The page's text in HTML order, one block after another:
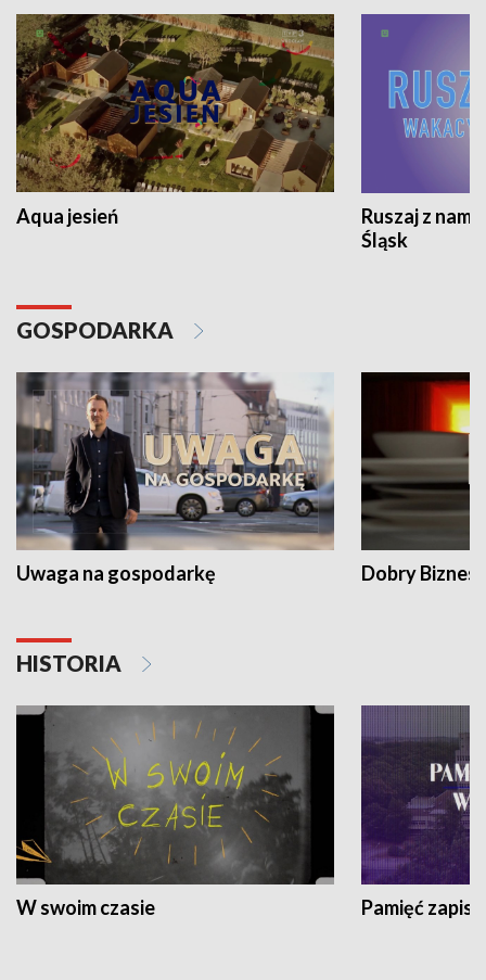
Aqua jesień
Ruszaj z
Śląsk
GOSPODARKA
Uwaga na gospodarkę Dobry Biznes
HISTORIA
W swoim czasie Pamięć